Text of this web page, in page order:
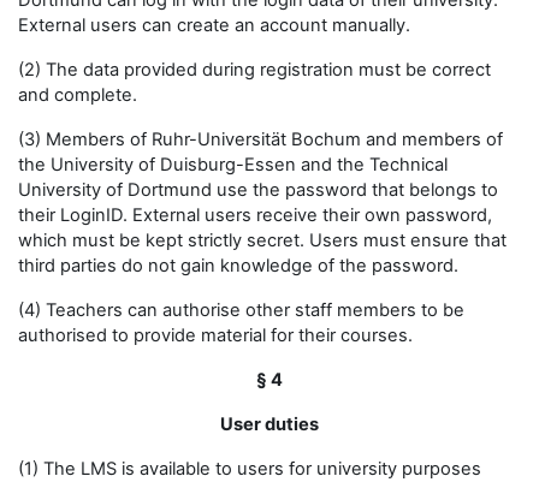
External users can create an account manually.
(2) The data provided during registration must be correct
and complete.
(3) Members of Ruhr-Universität Bochum and members of
the University of Duisburg-Essen and the Technical
University of Dortmund use the password that belongs to
their LoginID. External users receive their own password,
which must be kept strictly secret. Users must ensure that
third parties do not gain knowledge of the password.
(4) Teachers can authorise other staff members to be
authorised to provide material for their courses.
§ 4
User duties
(1) The LMS is available to users for university purposes